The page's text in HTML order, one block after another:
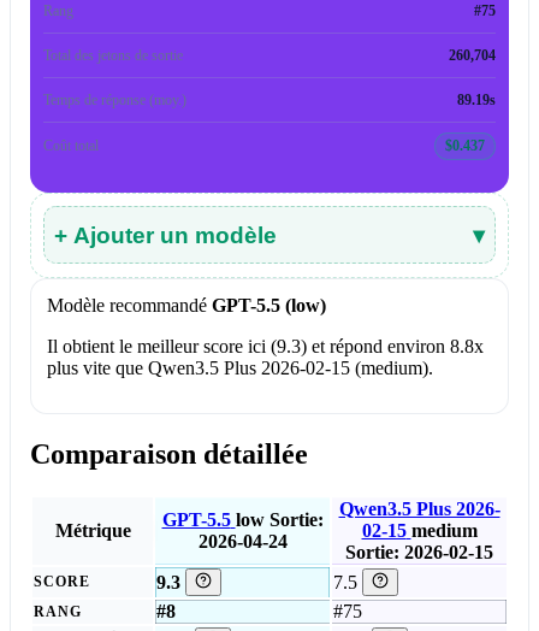
Rang #75
Total des jetons de sortie 260,704
Temps de réponse (moy.) 89.19s
Coût total $0.437
+ Ajouter un modèle ▾
Modèle recommandé GPT-5.5 (low)
Il obtient le meilleur score ici (9.3) et répond environ 8.8x
plus vite que Qwen3.5 Plus 2026-02-15 (medium).
Comparaison détaillée
Métrique
GPT-5.5 low Sortie:
2026-04-24
Qwen3.5 Plus 2026-
02-15 medium
Sortie: 2026-02-15
SCORE 9.3 7.5
RANG #8 #75